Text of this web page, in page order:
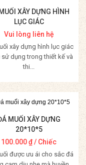
XÂY DỰNG HÌNH
LỤC GIÁC
Vui lòng liên hệ
xây dựng hình lục giác
dụng trong thiết kế và
thi...
Mua Hàng
MUỐI XÂY DỰNG
20*10*5
100.000₫/ Chiếc
được ưu ái cho sắc đá